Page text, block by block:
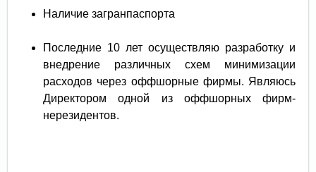
Наличие загранпаспорта
Последние 10 лет осуществляю разработку и
внедрение различных схем минимизации
расходов через оффшорные фирмы. Являюсь
Директором одной из оффшорных фирм-
нерезидентов.